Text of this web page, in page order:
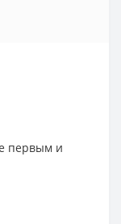
первым и